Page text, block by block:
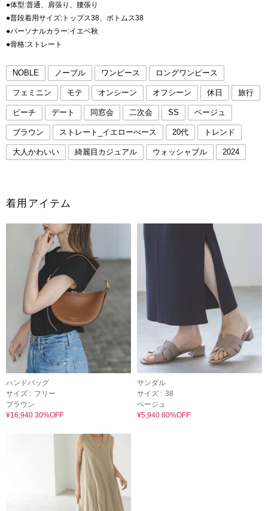
●体型:普通、肩張り、腰張り
●普段着用サイズ:トップス38、ボトムス38
●パーソナルカラー:イエベ秋
●骨格:ストレート
NOBLE ノーブル ワンピース ロングワンピース
フェミニン モテ オンシーン オフシーン 休日 旅行
ビーチ デート 同窓会 二次会 SS ベージュ
ブラウン ストレート_イエローべース 20代 トレンド
大人かわいい 綺麗目カジュアル ウォッシャブル 2024
着用アイテム
ハンドバッグ
サイズ : フリー
ブラウン
¥16,940 30%OFF
サンダル
サイズ : 38
ベージュ
¥5,940 80%OFF